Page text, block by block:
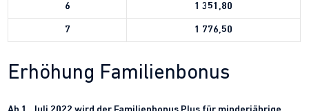
6 1 351,80
7 1 776,50
Erhöhung Familienbonus